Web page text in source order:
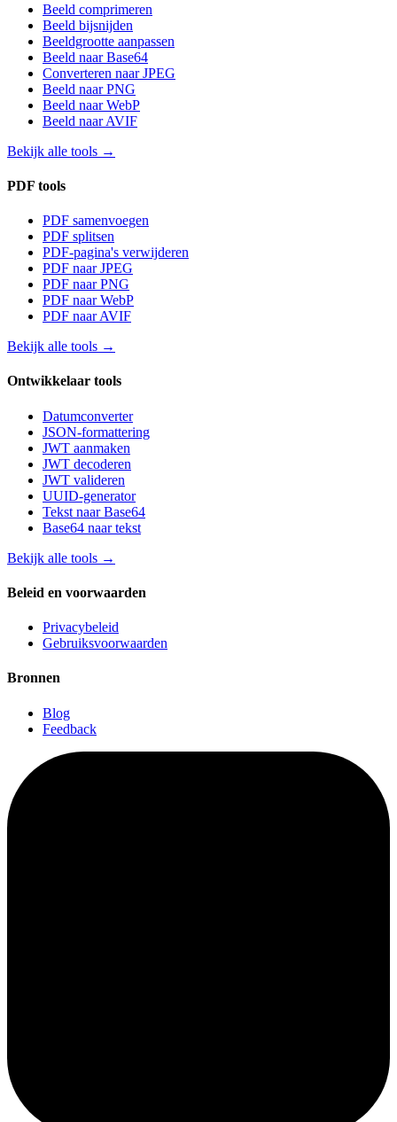
Beeld comprimeren
Beeld bijsnijden
Beeldgrootte aanpassen
Beeld naar Base64
Converteren naar JPEG
Beeld naar PNG
Beeld naar WebP
Beeld naar AVIF
Bekijk alle tools →
PDF tools
PDF samenvoegen
PDF splitsen
PDF-pagina's verwijderen
PDF naar JPEG
PDF naar PNG
PDF naar WebP
PDF naar AVIF
Bekijk alle tools →
Ontwikkelaar tools
Datumconverter
JSON-formattering
JWT aanmaken
JWT decoderen
JWT valideren
UUID-generator
Tekst naar Base64
Base64 naar tekst
Bekijk alle tools →
Beleid en voorwaarden
Privacybeleid
Gebruiksvoorwaarden
Bronnen
Blog
Feedback